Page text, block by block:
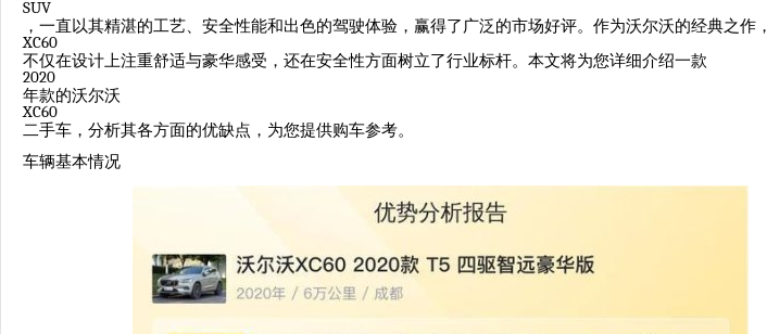
SUV
，一直以其精湛的工艺、安全性能和出色的驾驶体验，赢得了广泛的市场好评。作为沃尔沃的经典之作，
XC60
不仅在设计上注重舒适与豪华感受，还在安全性方面树立了行业标杆。本文将为您详细介绍一款
2020
年款的沃尔沃
XC60
二手车，分析其各方面的优缺点，为您提供购车参考。
车辆基本情况